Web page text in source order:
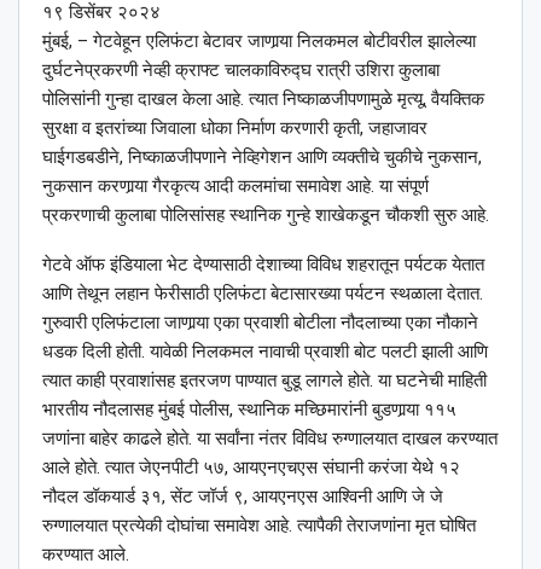
१९ डिसेंबर २०२४
मुंबई, – गेटवेहून एलिफंटा बेटावर जाणार्‍या निलकमल बोटीवरील झालेल्या
दुर्घटनेप्रकरणी नेव्ही क्राफ्ट चालकाविरुद्घ रात्री उशिरा कुलाबा
पोलिसांनी गुन्हा दाखल केला आहे. त्यात निष्काळजीपणामुळे मृत्यू, वैयक्तिक
सुरक्षा व इतरांच्या जिवाला धोका निर्माण करणारी कृती, जहाजावर
घाईगडबडीने, निष्काळजीपणाने नेव्हिगेशन आणि व्यक्तीचे चुकीचे नुकसान,
नुकसान करणार्‍या गैरकृत्य आदी कलमांचा समावेश आहे. या संपूर्ण
प्रकरणाची कुलाबा पोलिसांसह स्थानिक गुन्हे शाखेकडून चौकशी सुरु आहे.
गेटवे ऑफ इंडियाला भेट देण्यासाठी देशाच्या विविध शहरातून पर्यटक येतात
आणि तेथून लहान फेरीसाठी एलिफंटा बेटासारख्या पर्यटन स्थळाला देतात.
गुरुवारी एलिफंटाला जाणार्‍या एका प्रवाशी बोटीला नौदलाच्या एका नौकाने
धडक दिली होती. यावेळी निलकमल नावाची प्रवाशी बोट पलटी झाली आणि
त्यात काही प्रवाशांसह इतरजण पाण्यात बुडू लागले होते. या घटनेची माहिती
भारतीय नौदलासह मुंबई पोलीस, स्थानिक मच्छिमारांनी बुडणार्‍या ११५
जणांना बाहेर काढले होते. या सर्वांना नंतर विविध रुग्णालयात दाखल करण्यात
आले होते. त्यात जेएनपीटी ५७, आयएनएचएस संघानी करंजा येथे १२
नौदल डॉकयार्ड ३१, सेंट जॉर्ज ९, आयएनएस आश्‍विनी आणि जे जे
रुग्णालयात प्रत्येकी दोघांचा समावेश आहे. त्यापैकी तेराजणांना मृत घोषित
करण्यात आले.